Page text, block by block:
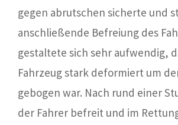
gegen abrutschen sicherte und
anschließende Befreiung des
gestaltete sich sehr aufwendig,
Fahrzeug stark deformiert um
gebogen war. Nach rund einer
der Fahrer befreit und im